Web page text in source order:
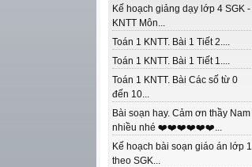
Kế hoạch giảng dạy lớp 4 SGK -
KNTT Môn...
Toán 1 KNTT. Bài 1 Tiết 2....
Toán 1 KNTT. Bài 1 Tiết 1....
Toán 1 KNTT. Bài Các số từ 0
đến 10...
Bài soạn hay. Cảm ơn thầy Nam
nhiều nhé ❤️❤️❤️❤️❤️❤️...
Kế hoạch bài soạn giáo án lớp 1
theo SGK...